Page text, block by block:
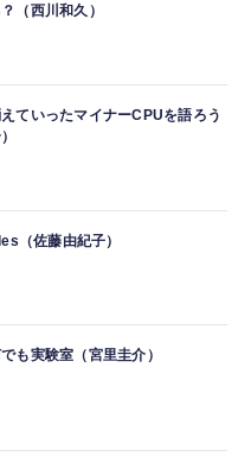
（西川和久）
ていったマイナーCPUを語ろう
（佐藤由紀子）
も実験室（宮里圭介）